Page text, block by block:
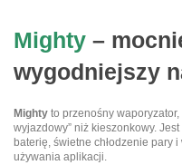
Mighty –
wygodniejszy
Mighty to przenośny
wyjazdowy” niż kieszonkowy.
baterię, świetne chłodzenie pary
używania aplikacji.